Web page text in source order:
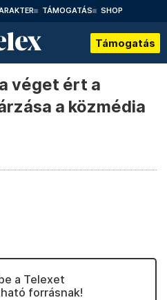
TÁMOGATÁS SHOP
Támogatás
véget ért a
a közmédia
a Telexet
forrásnak!